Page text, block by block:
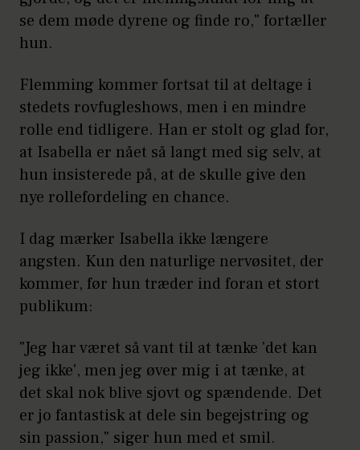
se dem møde dyrene og finde ro," fortæller
hun.
Flemming kommer fortsat til at deltage i
stedets rovfugleshows, men i en mindre
rolle end tidligere. Han er stolt og glad for,
at Isabella er nået så langt med sig selv, at
hun insisterede på, at de skulle give den
nye rollefordeling en chance.
I dag mærker Isabella ikke længere
angsten. Kun den naturlige nervøsitet, der
kommer, før hun træder ind foran et stort
publikum:
"Jeg har været så vant til at tænke 'det kan
jeg ikke', men jeg øver mig i at tænke, at
det skal nok blive sjovt og spændende. Det
er jo fantastisk at dele sin begejstring og
sin passion," siger hun med et smil.